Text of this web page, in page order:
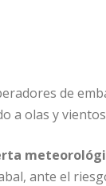
de
a olas y
ante el